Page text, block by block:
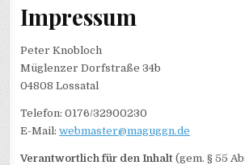
Impressum
Peter Knobloch
Müglenzer Dorfstraße 34b
04808 Lossatal
Telefon: 0176/32900230
E-Mail:webmaster@maguggn.de
Verantwortlich für den Inhalt (gem. § 55